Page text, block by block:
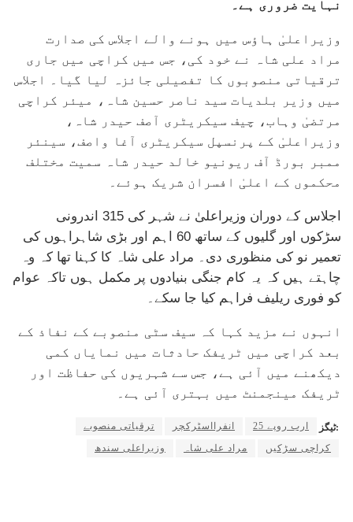
نہایت ضروری ہے۔
وزیراعلیٰ ہاؤس میں ہونے والے اجلاس کی صدارت
مراد علی شاہ نے خود کی، جس میں کراچی میں جاری
ترقیاتی منصوبوں کا تفصیلی جائزہ لیا گیا۔ اجلاس
میں وزیر بلدیات سید ناصر حسین شاہ، میئر کراچی
مرتضیٰ وہاب، چیف سیکریٹری آصف حیدر شاہ،
وزیراعلیٰ کے پرنسپل سیکریٹری آغا واصف، سینئر
ممبر بورڈ آف ریونیو خالد حیدر شاہ سمیت مختلف
محکموں کے اعلیٰ افسران شریک ہوئے۔
اجلاس کے دوران وزیراعلیٰ نے شہر کی 315 اندرونی
سڑکوں اور گلیوں کے ساتھ 60 اہم اور بڑی شاہراہوں کی
تعمیر نو کی منظوری دی۔ مراد علی شاہ کا کہنا تھا کہ وہ
چاہتے ہیں کہ یہ کام جنگی بنیادوں پر مکمل ہوں تاکہ عوام
کو فوری ریلیف فراہم کیا جا سکے۔
انہوں نے مزید کہا کہ سیف سٹی منصوبے کے نفاذ کے
بعد کراچی میں ٹریفک حادثات میں نمایاں کمی
دیکھنے میں آئی ہے، جس سے شہریوں کی حفاظت اور
ٹریفک مینجمنٹ میں بہتری آئی ہے۔
ٹیگز: 25 ارب روپے انفرااسٹرکچر
ترقیاتی منصوبے
کراچی سڑکیں
مراد علی شاہ وزیراعلی سندھ